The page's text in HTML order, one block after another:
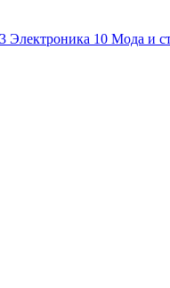
3 Электроника 10 Мода и